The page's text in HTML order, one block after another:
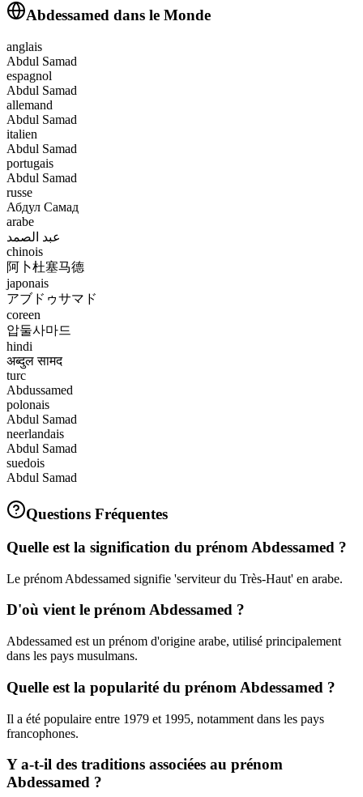
Abdessamed dans le Monde
anglais
Abdul Samad
espagnol
Abdul Samad
allemand
Abdul Samad
italien
Abdul Samad
portugais
Abdul Samad
russe
Абдул Самад
arabe
عبد الصمد
chinois
阿卜杜塞马德
japonais
アブドゥサマド
coreen
압둘사마드
hindi
अब्दुल सामद
turc
Abdussamed
polonais
Abdul Samad
neerlandais
Abdul Samad
suedois
Abdul Samad
Questions Fréquentes
Quelle est la signification du prénom Abdessamed ?
Le prénom Abdessamed signifie 'serviteur du Très-Haut' en arabe.
D'où vient le prénom Abdessamed ?
Abdessamed est un prénom d'origine arabe, utilisé principalement
dans les pays musulmans.
Quelle est la popularité du prénom Abdessamed ?
Il a été populaire entre 1979 et 1995, notamment dans les pays
francophones.
Y a-t-il des traditions associées au prénom
Abdessamed ?